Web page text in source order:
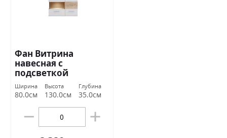
Фан Витрина
навесная с
подсветкой
SF1W1D_13_8 БРВ
Украина
Ширина
80.0см
Высота
130.0см
Глубина
35.0см